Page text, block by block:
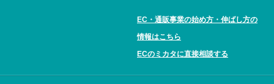
EC・通販事業の始め方・伸ばし方の
情報はこちら
ECのミカタに直接相談する